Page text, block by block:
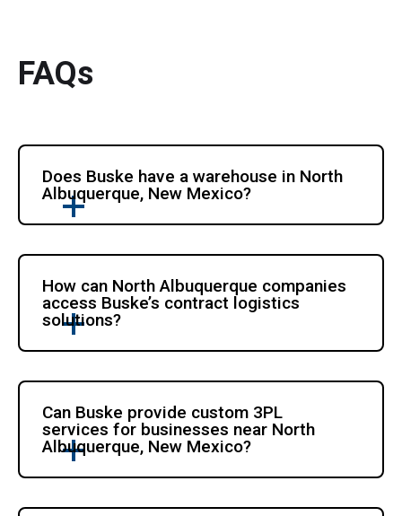
FAQs
Does Buske have a warehouse in North
Albuquerque, New Mexico?
How can North Albuquerque companies
access Buske’s contract logistics
solutions?
Can Buske provide custom 3PL
services for businesses near North
Albuquerque, New Mexico?